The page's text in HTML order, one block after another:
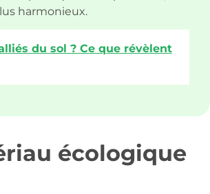
harmonieux.
du sol ? Ce que révèlent
écologique